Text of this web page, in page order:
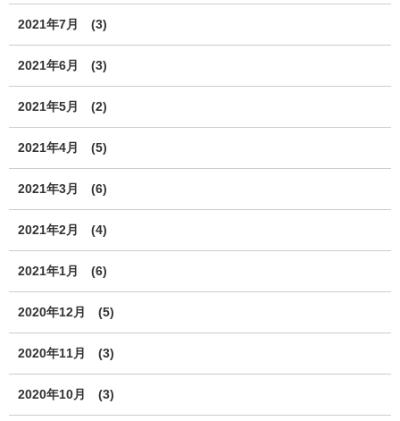
2021年7月 (3)
2021年6月 (3)
2021年5月 (2)
2021年4月 (5)
2021年3月 (6)
2021年2月 (4)
2021年1月 (6)
2020年12月 (5)
2020年11月 (3)
2020年10月 (3)